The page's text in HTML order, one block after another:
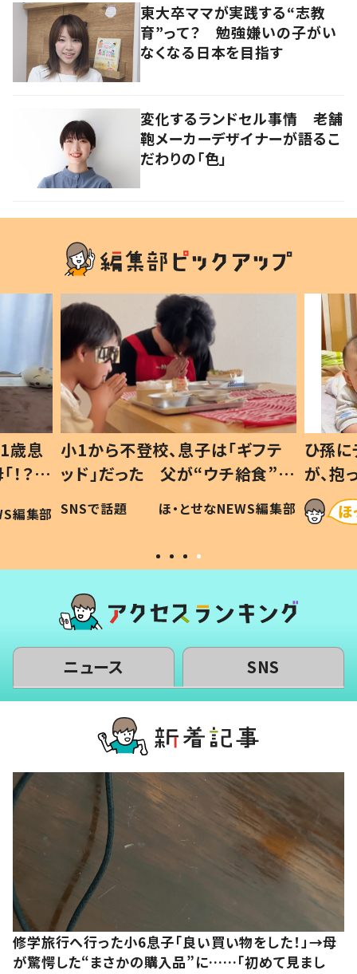
東大卒ママが実践する“志教
育”って？ 勉強嫌いの子がい
なくなる日本を目指す
変化するランドセル事情 老舗
鞄メーカーデザイナーが語るこ
だわりの「色」
歳息
？」
編集部
小1から不登校、息子は「ギフテ
ッド」だった 父が“ウチ給食”を
作り続ける理由とは #令和の親
#令和の子
SNSで話題 ほ・とせなNEWS編集部
ひ孫
が、
「涙が
い」
ニュース SNS
修学旅行へ行った小6息子「良い買い物をした！」→母
が驚愕した“まさかの購入品”に……「初めて見まし